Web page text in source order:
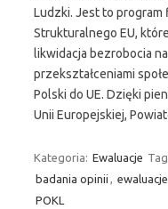
Ludzki. Jest to
Strukturalnego EU,
likwidacja bezrobocia
przekształceniami
Polski do UE. Dzięki
Unii Europejskiej,
Kategoria: Ewaluacje
badania opinii , ewaluacje
POKL